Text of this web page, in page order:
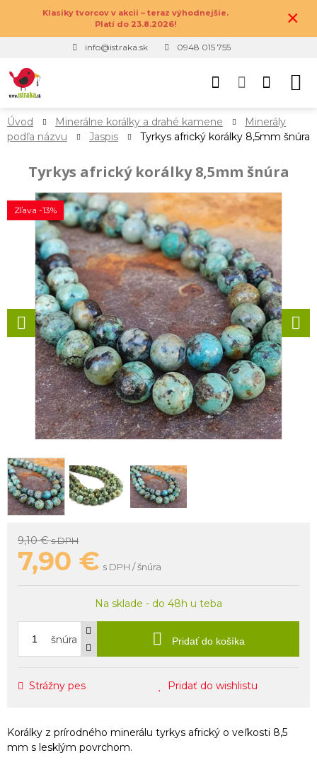
Klasiky tvorcov v akcii – teraz výhodnejšie.
Platí do 23.8.2026!
×
info@istraka.sk 0948 015 755
Úvod Minerálne korálky a drahé kamene
Minerály
podľa názvu
Jaspis Tyrkys africký korálky 8,5mm šnúra
Tyrkys africký korálky 8,5mm šnúra
Zľava -13%
9,10 €s DPH
7,90 € s DPH / šnúra
Na sklade - do 48h u teba
šnúra Pridať do košíka
Strážny pes Pridať do wishlistu
Korálky z prírodného minerálu tyrkys africký o veľkosti 8,5
mm s lesklým povrchom.